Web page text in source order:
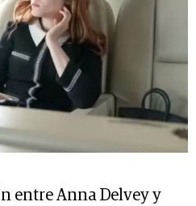
entre Anna Delvey y